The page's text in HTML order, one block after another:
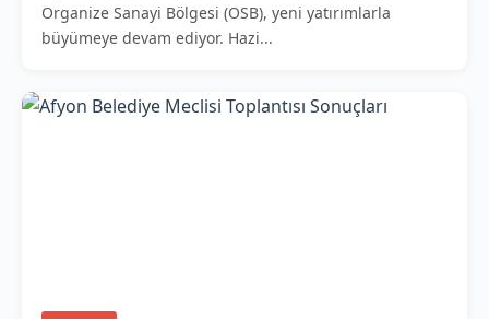
Organize Sanayi Bölgesi (OSB), yeni yatırımlarla
büyümeye devam ediyor. Hazi...